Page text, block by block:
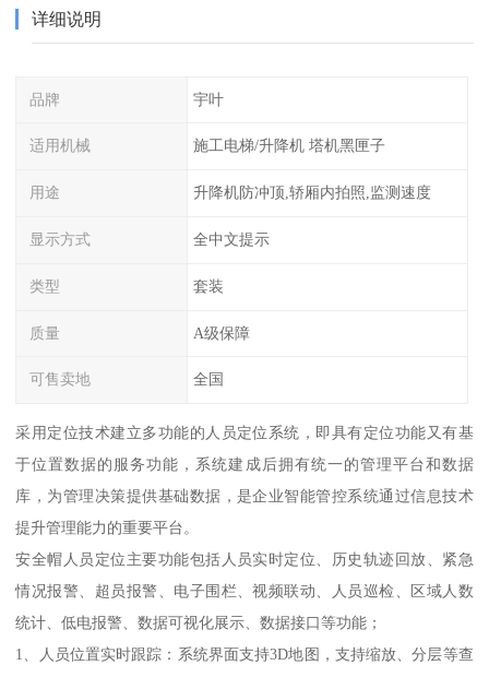
详细说明
品牌 宇叶
适用机械 施工电梯/升降机 塔机黑匣子
用途 升降机防冲顶,轿厢内拍照,监测速度
显示方式 全中文提示
类型 套装
质量 A级保障
可售卖地 全国
采用定位技术建立多功能的人员定位系统，即具有定位功能又有基
于位置数据的服务功能，系统建成后拥有统一的管理平台和数据
库，为管理决策提供基础数据，是企业智能管控系统通过信息技术
提升管理能力的重要平台。
安全帽人员定位主要功能包括人员实时定位、历史轨迹回放、紧急
情况报警、超员报警、电子围栏、视频联动、人员巡检、区域人数
统计、低电报警、数据可视化展示、数据接口等功能；
1、人员位置实时跟踪：系统界面支持3D地图，支持缩放、分层等查